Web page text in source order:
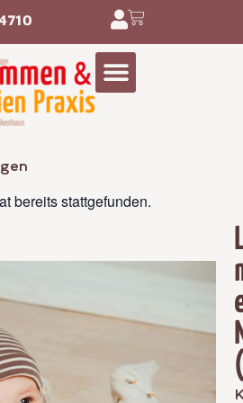
bereits stattgefunden.